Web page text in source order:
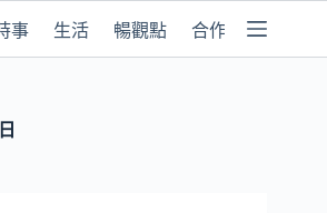
事 生活 暢觀點 合作媒體